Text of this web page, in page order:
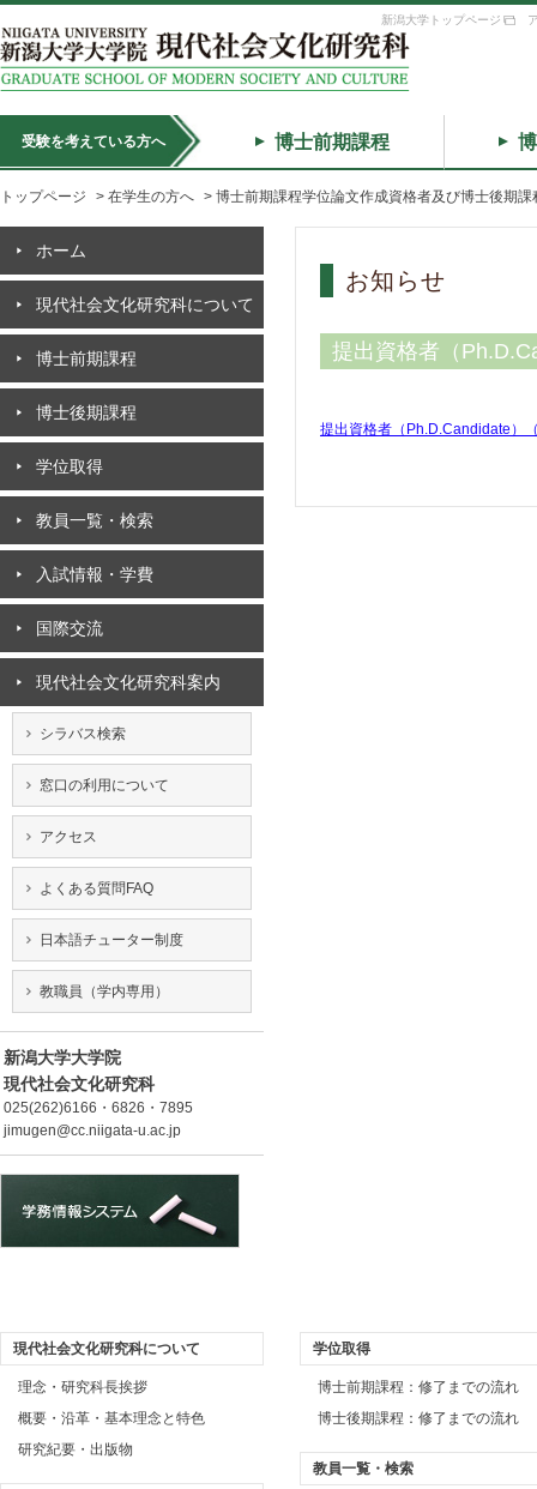
新潟大学トップページ
受験を考えている方へ 博士前期課程
トップページ > 在学生の方へ > 博士前期課程学位論文作成資格者及び博士後期
ホーム
現代社会文化研究科について
博士前期課程
博士後期課程
学位取得
教員一覧・検索
入試情報・学費
国際交流
現代社会文化研究科案内
シラバス検索
窓口の利用について
アクセス
よくある質問FAQ
日本語チューター制度
教職員（学内専用）
新潟大学大学院
現代社会文化研究科
025(262)6166・6826・7895
jimugen@cc.niigata-u.ac.jp
お知らせ
提出資格者（
提出資格者（Ph.D.Candidate）
現代社会文化研究科について
理念・研究科長挨拶
概要・沿革・基本理念と特色
研究紀要・出版物
学位取得
博士前期課程：修了までの流れ
博士後期課程：修了までの流れ
教員一覧・検索